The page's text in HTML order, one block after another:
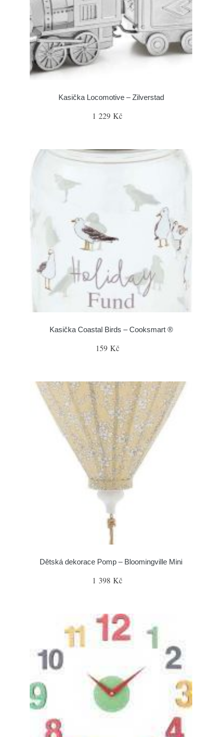
Kasička Locomotive – Zilverstad
1 229 Kč
Kasička Coastal Birds – Cooksmart ®
159 Kč
Dětská dekorace Pomp – Bloomingville Mini
1 398 Kč